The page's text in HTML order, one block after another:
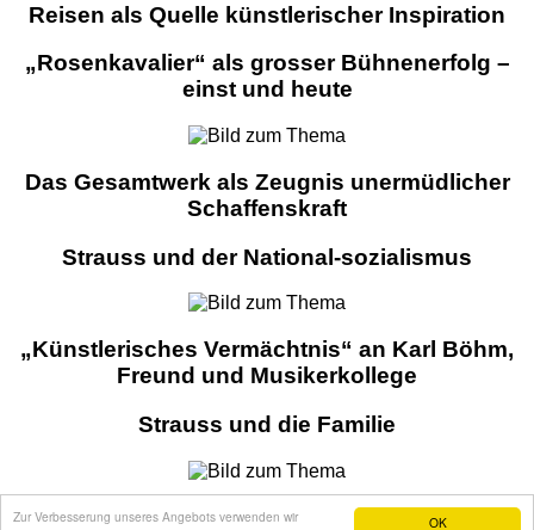
OK
Zur Verbesserung unseres Angebots verwenden wir
Reisen als Quelle künstlerischer Inspiration
„Rosenkavalier“ als grosser Bühnenerfolg –
einst und heute
Das Gesamtwerk als Zeugnis unermüdlicher
Schaffenskraft
Strauss und der National-sozialismus
„Künstlerisches Vermächtnis“ an Karl Böhm,
Freund und Musikerkollege
Strauss und die Familie
Hugo von Hofmannsthal – kongenialer Partner